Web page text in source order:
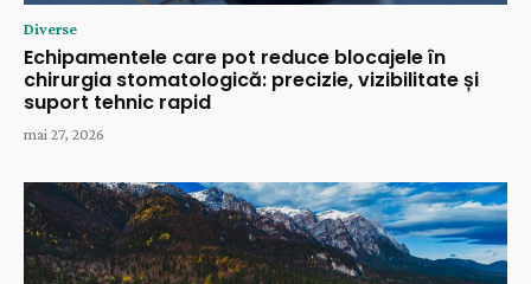
Diverse
Echipamentele care pot reduce blocajele în
chirurgia stomatologică: precizie, vizibilitate și
suport tehnic rapid
mai 27, 2026